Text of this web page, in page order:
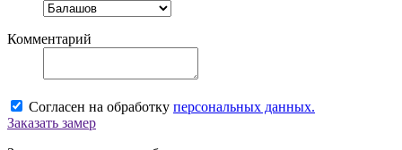
Комментарий
Согласен на обработку персональных данных.
Заказать замер